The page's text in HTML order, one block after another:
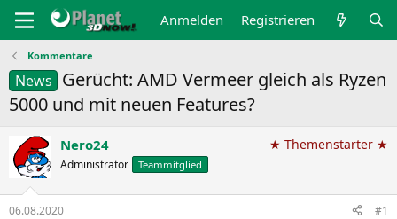
Anmelden Registrieren
Kommentare
News Gerücht: AMD Vermeer gleich als Ryzen
5000 und mit neuen Features?
Nero24
Administrator Teammitglied
★ Themenstarter ★
06.08.2020 #1